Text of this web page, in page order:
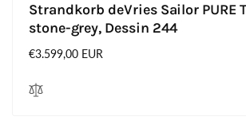
Strandkorb deVries Sailor PURE
stone-grey, Dessin 244
Normaler
€3.599,00 EUR